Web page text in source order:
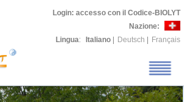
Login: accesso con il Codice-BIOLYT
Nazione:
Lingua: Italiano Deutsch Français